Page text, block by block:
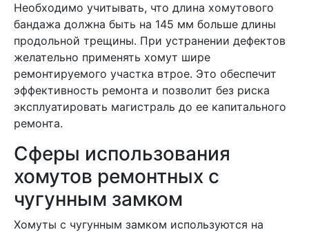
Необходимо учитывать, что длина хомутового
бандажа должна быть на 145 мм больше длины
продольной трещины. При устранении дефектов
желательно применять хомут шире
ремонтируемого участка втрое. Это обеспечит
эффективность ремонта и позволит без риска
эксплуатировать магистраль до ее капитального
ремонта.
Сферы использования
хомутов ремонтных с
чугунным замком
Хомуты с чугунным замком используются на